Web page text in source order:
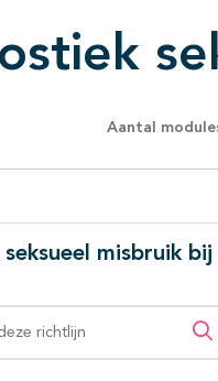
Aantal
misbruik bij